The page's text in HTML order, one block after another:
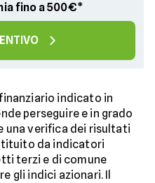
fino a 500€*
indicato in
perseguire e in grado
una verifica dei risultati
da indicatori
terzi e di comune
gli indici azionari. Il